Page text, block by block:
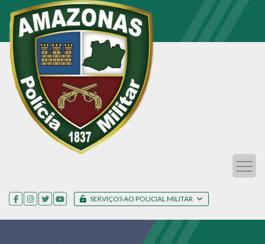
SERVIÇOS AO POLICIAL MILITAR